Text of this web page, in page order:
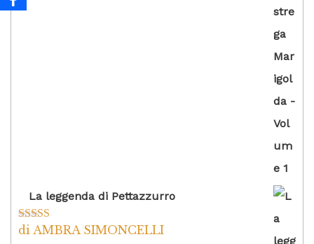
La leggenda di Pettazzurro
Valutato5su
di AMBRA SIMONCELLI